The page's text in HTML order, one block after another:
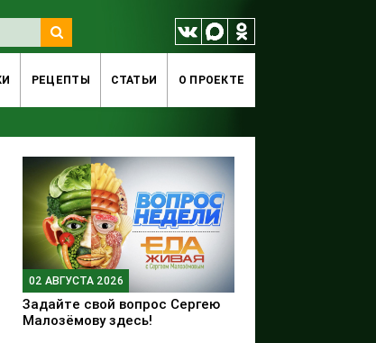
РЕЦЕПТЫ СТАТЬИ O ПРОЕКТЕ
02 АВГУСТА 2026
Задайте свой вопрос Сергею
Малозёмову здесь!